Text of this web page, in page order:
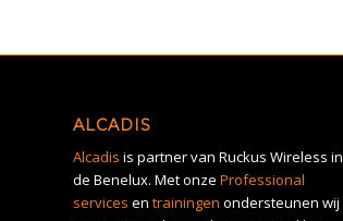
ALCADIS
Alcadis is partner van Ruckus Wireless in
de Benelux. Met onze Professional
services en trainingen ondersteunen wij